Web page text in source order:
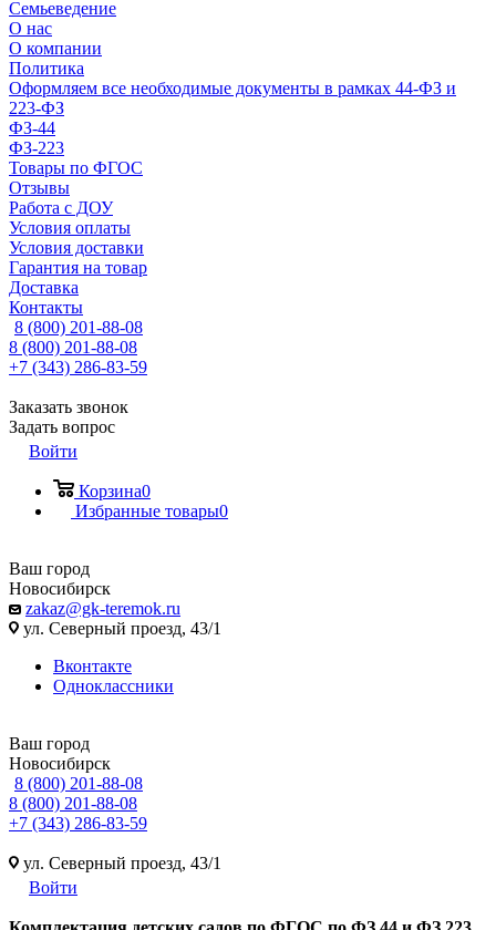
Семьеведение
О нас
О компании
Политика
Оформляем все необходимые документы в рамках 44-ФЗ и
223-ФЗ
ФЗ-44
ФЗ-223
Товары по ФГОС
Отзывы
Работа с ДОУ
Условия оплаты
Условия доставки
Гарантия на товар
Доставка
Контакты
8 (800) 201-88-08
8 (800) 201-88-08
+7 (343) 286-83-59
Заказать звонок
Задать вопрос
Войти
Корзина0
Избранные товары0
Ваш город
Новосибирск
zakaz@gk-teremok.ru
ул. Северный проезд, 43/1
Вконтакте
Одноклассники
Ваш город
Новосибирск
8 (800) 201-88-08
8 (800) 201-88-08
+7 (343) 286-83-59
ул. Северный проезд, 43/1
Войти